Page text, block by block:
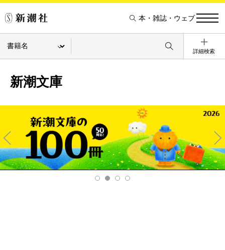
本・雑誌・ウェブ
詳細検索
新潮文庫
Pre
v
Ne
xt